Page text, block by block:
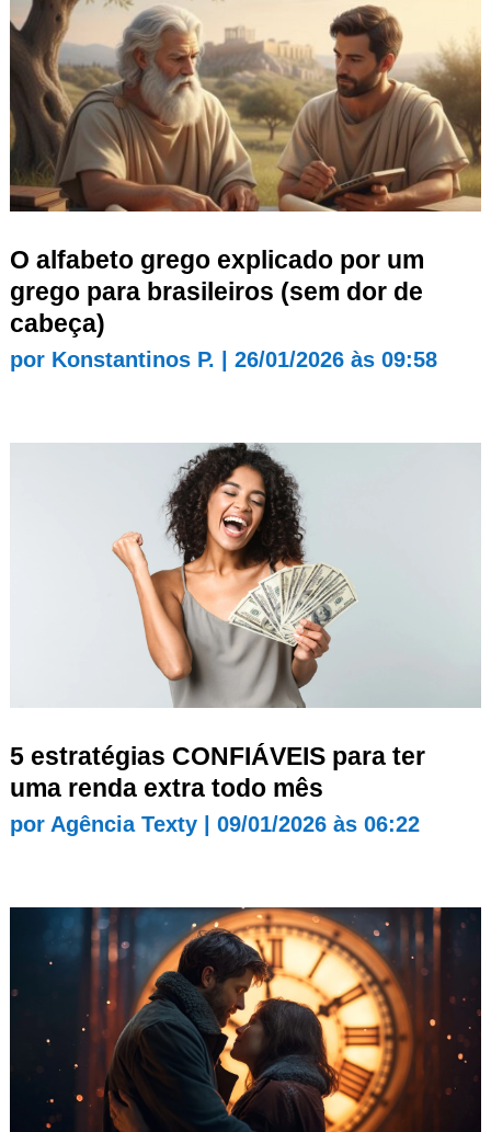
O alfabeto grego explicado por um
grego para brasileiros (sem dor de
cabeça)
por Konstantinos P. 26/01/2026 às 09:58
5 estratégias CONFIÁVEIS para ter
uma renda extra todo mês
por Agência Texty| 09/01/2026 às 06:22